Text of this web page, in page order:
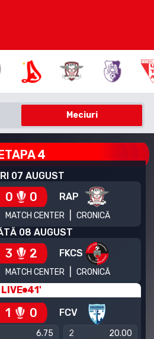
Meciuri
4
07 AUGUST
0 0 RAP
MATCH CENTER CRONICĂ
08 AUGUST
3 2 FKCS
MATCH CENTER CRONICĂ
LIVE 41'
1 0 FCV
6.75 2
20.00